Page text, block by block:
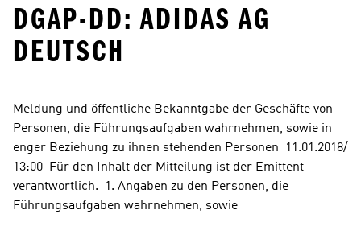
DGAP-DD: ADIDAS AG
DEUTSCH
Meldung und öffentliche Bekanntgabe der Geschäfte von
Personen, die Führungsaufgaben wahrnehmen, sowie in
enger Beziehung zu ihnen stehenden Personen  11.01.2018/
13:00  Für den Inhalt der Mitteilung ist der Emittent
verantwortlich.  1. Angaben zu den Personen, die
Führungsaufgaben wahrnehmen, sowie